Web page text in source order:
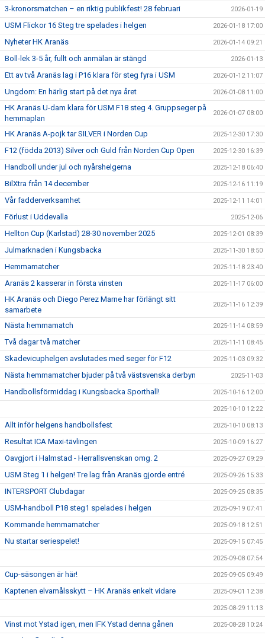
3-kronorsmatchen – en riktig publikfest! 28 februari 2026-01-19
USM Flickor 16 Steg tre spelades i helgen 2026-01-18 17:00
Nyheter HK Aranäs 2026-01-14 09:21
Boll-lek 3-5 år, fullt och anmälan är stängd 2026-01-13
Ett av två Aranäs lag i P16 klara för steg fyra i USM 2026-01-12 11:07
Ungdom: En härlig start på det nya året 2026-01-08 11:00
HK Aranäs U-dam klara för USM F18 steg 4. Gruppseger på
hemmaplan
2026-01-07 08:00
HK Aranäs A-pojk tar SILVER i Norden Cup 2025-12-30 17:30
F12 (födda 2013) Silver och Guld från Norden Cup Open 2025-12-30 16:39
Handboll under jul och nyårshelgerna 2025-12-18 06:40
BilXtra från 14 december 2025-12-16 11:19
Vår fadderverksamhet 2025-12-11 14:01
Förlust i Uddevalla 2025-12-06
Hellton Cup (Karlstad) 28-30 november 2025 2025-12-01 08:39
Julmarknaden i Kungsbacka 2025-11-30 18:50
Hemmamatcher 2025-11-18 23:40
Aranäs 2 kasserar in första vinsten 2025-11-17 06:00
HK Aranäs och Diego Perez Marne har förlängt sitt
samarbete
2025-11-16 12:39
Nästa hemmamatch 2025-11-14 08:59
Två dagar två matcher 2025-11-11 08:45
Skadevicuphelgen avslutades med seger för F12 2025-11-03 09:32
Nästa hemmamatcher bjuder på två västsvenska derbyn 2025-11-03
Handbollsförmiddag i Kungsbacka Sporthall! 2025-10-16 12:00
2025-10-10 12:22
Allt inför helgens handbollsfest 2025-10-10 08:13
Resultat ICA Maxi-tävlingen 2025-10-09 16:27
Oavgjort i Halmstad - Herrallsvenskan omg. 2 2025-09-27 09:29
USM Steg 1 i helgen! Tre lag från Aranäs gjorde entré 2025-09-26 15:33
INTERSPORT Clubdagar 2025-09-25 08:35
USM-handboll P18 steg1 spelades i helgen 2025-09-19 07:41
Kommande hemmamatcher 2025-09-18 12:51
Nu startar seriespelet! 2025-09-15 07:45
2025-09-08 07:54
Cup-säsongen är här! 2025-09-05 09:49
Kaptenen elvamålsskytt – HK Aranäs enkelt vidare 2025-09-01 12:38
2025-08-29 11:13
Vinst mot Ystad igen, men IFK Ystad denna gånen 2025-08-28 10:24